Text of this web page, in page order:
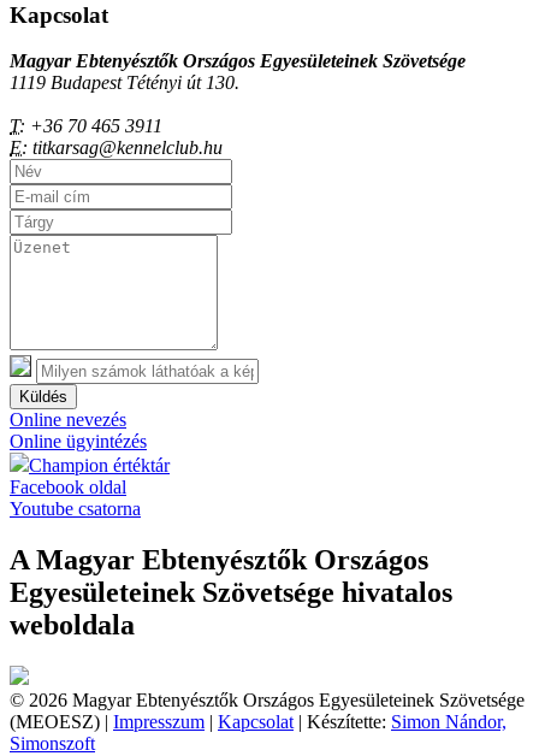
Kapcsolat
Magyar Ebtenyésztők Országos Egyesületeinek Szövetsége
1119 Budapest Tétényi út 130.
T: +36 70 465 3911
E: titkarsag@kennelclub.hu
Küldés
Online nevezés
Online ügyintézés
Champion értéktár
Facebook oldal
Youtube csatorna
A Magyar Ebtenyésztők Országos
Egyesületeinek Szövetsége hivatalos
weboldala
© 2026 Magyar Ebtenyésztők Országos Egyesületeinek Szövetsége
(MEOESZ) | Impresszum | Kapcsolat | Készítette: Simon Nándor,
Simonszoft